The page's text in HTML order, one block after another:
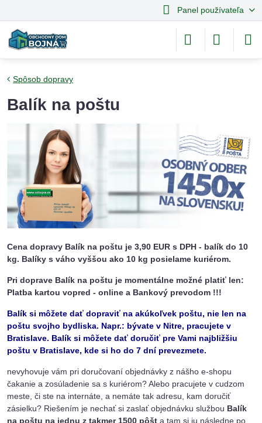
Panel používateľa
Spôsob dopravy
Balík na poštu
Cena dopravy Balík na poštu je 3,90 EUR s DPH - balík do 10
kg. Balíky s váho vyššou ako 10 kg posielame kuriérom.
Pri doprave Balík na poštu je momentálne možné platiť len:
Platba kartou vopred - online a Bankový prevodom !!!
Balík si môžete dať dopraviť na akúkoľvek poštu, nie len na
poštu svojho bydliska. Napr.: bývate v Nitre, pracujete v
Bratislave. Balík si môžete dať doručiť pre Vami najbližšiu
poštu v Bratislave, kde si ho do 7 dní prevezmete.
nevyhovuje vám pri doručovaní objednávky z nášho e-shopu
čakanie a zosúladenie sa s kuriérom? Alebo pracujete v cudzom
meste, či ste na internáte, a nemáte tak adresu, kam doručiť
zásielku? Riešením je nechať si zaslať objednávku službou Balík
na poštu na jednu z takmer 1500 pôšt a tam si ju následne po